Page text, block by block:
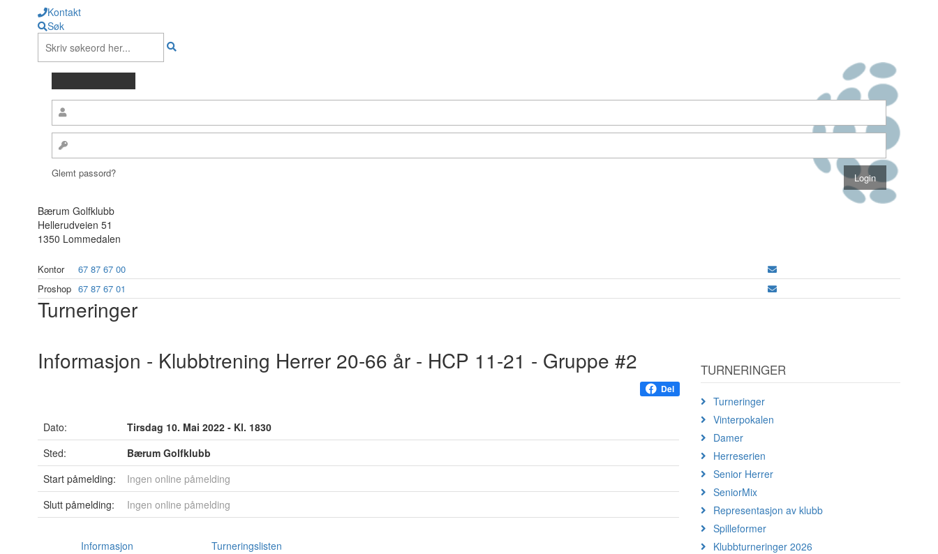
Kontakt
Søk
Glemt passord?
Bærum Golfklubb
Hellerudveien 51
1350 Lommedalen
Kontor
67 87 67 00
Proshop 67 87 67 01
Turneringer
Informasjon - Klubbtrening Herrer 20-66 år - HCP 11-21 - Gruppe #2
Del
Dato:
Tirsdag 10. Mai 2022 - Kl. 1830
Sted:
Bærum Golfklubb
Start påmelding:
Ingen online påmelding
Slutt påmelding:
Ingen online påmelding
Informasjon Turneringslisten
TURNERINGER
Turneringer
Vinterpokalen
Damer
Herreserien
Senior Herrer
SeniorMix
Representasjon av klubb
Spilleformer
Klubbturneringer 2026